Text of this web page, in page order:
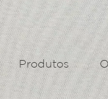
Produtos